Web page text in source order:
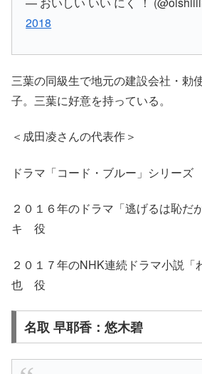
2018
三葉の同級生で地元の建設会社・勅
子。三葉に好意を持っている。
＜成田凌さんの代表作＞
ドラマ「コード・ブルー」シリー
２０１６年のドラマ「逃げるは恥だ
キ 役
２０１７年のNHK連続ドラマ小説「
也 役
名取 早耶香：悠木碧